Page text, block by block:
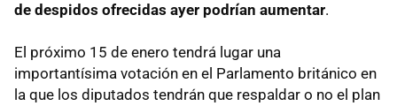
de despidos ofrecidas ayer podrían aumentar.
El próximo 15 de enero tendrá lugar una
importantísima votación en el Parlamento británico en
la que los diputados tendrán que respaldar o no el plan